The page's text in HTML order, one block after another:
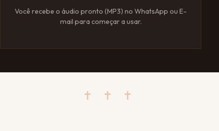
Você recebe o áudio pronto (MP3) no WhatsApp ou E-
mail para começar a usar.
✝ ✝ ✝